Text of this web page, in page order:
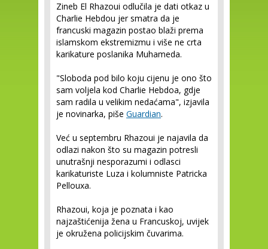
Zineb El Rhazoui odlučila je dati otkaz u
Charlie Hebdou jer smatra da je
francuski magazin postao blaži prema
islamskom ekstremizmu i više ne crta
karikature poslanika Muhameda.
"Sloboda pod bilo koju cijenu je ono što
sam voljela kod Charlie Hebdoa, gdje
sam radila u velikim nedaćama", izjavila
je novinarka, piše Guardian.
Već u septembru Rhazoui je najavila da
odlazi nakon što su magazin potresli
unutrašnji nesporazumi i odlasci
karikaturiste Luza i kolumniste Patricka
Pellouxa.
Rhazoui, koja je poznata i kao
najzaštićenija žena u Francuskoj, uvijek
je okružena policijskim čuvarima.